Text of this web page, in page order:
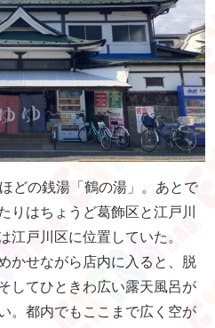
どの銭湯「鶴の湯」。あとで
りはちょうど葛飾区と江戸川
江戸川区に位置していた。
かせながら店内に入ると、脱
してひときわ広い露天風呂が
。都内でもここまで広く空が